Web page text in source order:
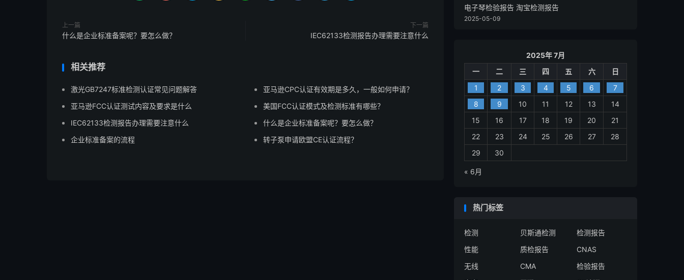
上一篇
什么是企业标准备案呢？要怎么做？
下一篇
IEC62133检测报告办理需要注意什么
相关推荐
激光GB7247标准检测认证常见问题解答
亚马逊CPC认证有效期是多久，一般如何申请？
亚马逊FCC认证测试内容及要求是什么
美国FCC认证模式及检测标准有哪些？
IEC62133检测报告办理需要注意什么
什么是企业标准备案呢？要怎么做？
企业标准备案的流程
转子泵申请欧盟CE认证流程？
电子琴检验报告 淘宝检测报告
2025-05-09
2025年 7月
一
二 三 四 五 六
日
1
2 3 4 5 6
7
8
9 10 11 12 13
14
15
16 17 18 19 20
21
22
23 24 25 26 27
28
29
30
« 6月
热门标签
检测 贝斯通检测
检测报告
性能
质检报告
CNAS
无线
CMA
检验报告